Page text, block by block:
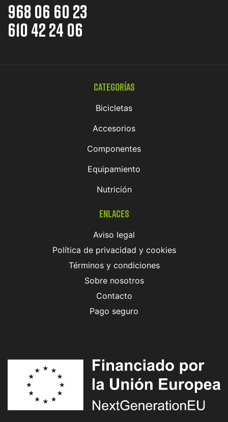
968 06 60 23
610 42 24 06
Categorías
Bicicletas
Accesorios
Componentes
Equipamiento
Nutrición
Enlaces
Aviso legal
Política de privacidad y cookies
Términos y condiciones
Sobre nosotros
Contacto
Pago seguro